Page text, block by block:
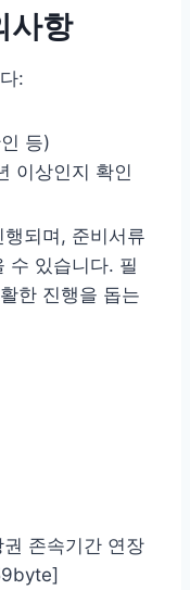
사항
:
등)
이상인지 확인
되며, 준비서류
수 있습니다. 필
한 진행을 돕는
존속기간 연장